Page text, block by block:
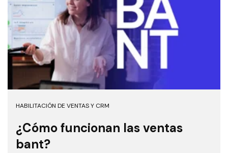
HABILITACIÓN DE VENTAS Y CRM
¿Cómo funcionan las ventas
bant?